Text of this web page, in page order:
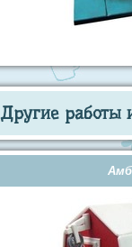
Другие работы